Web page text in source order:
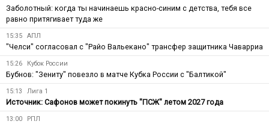
Заболотный: когда ты начинаешь красно-синим с детства, тебя все
равно притягивает туда же
15:35 АПЛ
"Челси" согласовал с "Райо Вальекано" трансфер защитника Чаварриа
15:26 Кубок России
Бубнов: "Зениту" повезло в матче Кубка России с "Балтикой"
15:13 Лига 1
Источник: Сафонов может покинуть "ПСЖ" летом 2027 года
13:00 РПЛ